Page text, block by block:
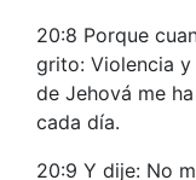
20:8 Porque
grito: Violencia
de Jehová me
cada día.
20:9 Y dije: No